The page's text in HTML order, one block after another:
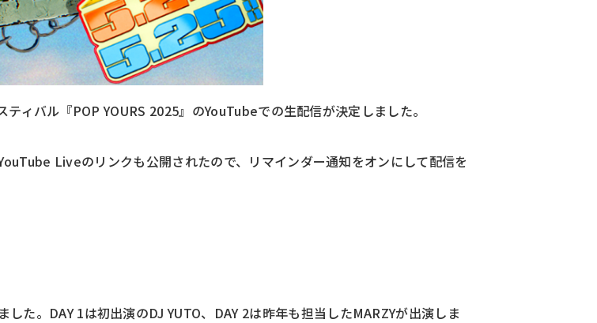
ィバル『POP YOURS 2025』のYouTubeでの生配信が決定しました。
Liveのリンクも公開されたので、リマインダー通知をオンにして配信を
た。DAY 1は初出演のDJ YUTO、DAY 2は昨年も担当したMARZYが出演しま